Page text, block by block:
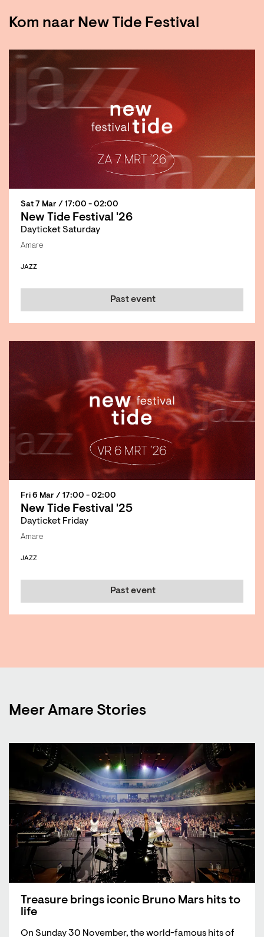
Kom naar New Tide Festival
New Tide Festival '26
Dayticket Saturday
Sat 7 Mar / 17:00 - 02:00
Amare
JAZZ
Past event
New Tide Festival '25
Dayticket Friday
Fri 6 Mar / 17:00 - 02:00
Amare
JAZZ
Past event
Meer Amare Stories
Treasure brings iconic Bruno Mars hits to
life
On Sunday 30 November, the world-famous hits of